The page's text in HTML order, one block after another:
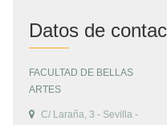
Datos de
FACULTAD DE BELLAS
ARTES
C/ Laraña, 3 - Sevilla -